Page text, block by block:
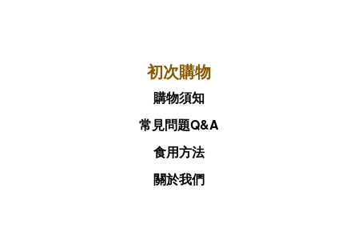
初次購物
購物須知
常見問題Q&A
食用方法
關於我們